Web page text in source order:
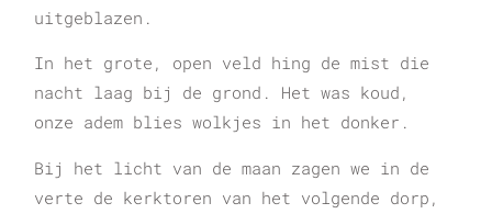
uitgeblazen.
In het grote, open veld hing de mist die
nacht laag bij de grond. Het was koud,
onze adem blies wolkjes in het donker.
Bij het licht van de maan zagen we in de
verte de kerktoren van het volgende dorp,